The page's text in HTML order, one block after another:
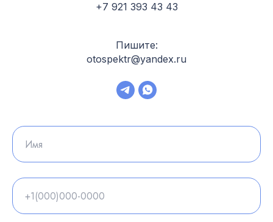
+7 921 393 43 43
Пишите:
otospektr@yandex.ru